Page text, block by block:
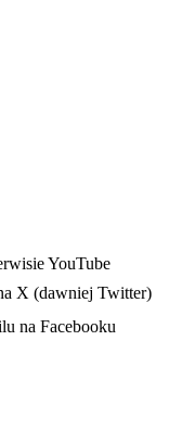
YouTube
X (dawniej Twitter)
na Facebooku